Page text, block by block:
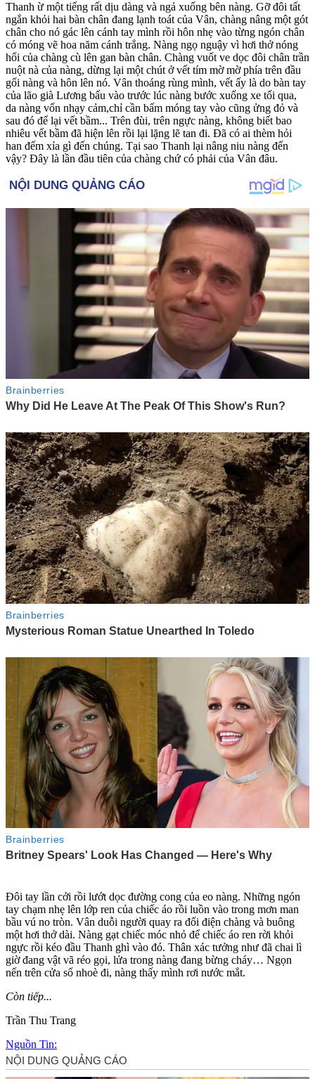
Thanh ừ một tiếng rất dịu dàng và ngả xuống bên nàng. Gỡ đôi tất
ngắn khỏi hai bàn chân đang lạnh toát của Vân, chàng nâng một gót
chân cho nó gác lên cánh tay mình rồi hôn nhẹ vào từng ngón chân
có móng vẽ hoa năm cánh trắng. Nàng ngọ nguậy vì hơi thở nóng
hổi của chàng cù lên gan bàn chân. Chàng vuốt ve dọc đôi chân trần
nuột nà của nàng, dừng lại một chút ở vết tím mờ mờ phía trên đầu
gối nàng và hôn lên nó. Vân thoáng rùng mình, vết ấy là do bàn tay
của lão già Lương bấu vào trước lúc nàng bước xuống xe tối qua,
da nàng vốn nhạ‌y cả‌m,chỉ cần bấm móng tay vào cũng ửng đỏ và
sau đó để lại vết bầm... Trên đùi, trên ngực nàng, không biết bao
nhiêu vết bầm đã hiện lên rồi lại lặng lẽ tan đi. Đã có ai thèm hỏi
han đếm xỉa gì đến chúng. Tại sao Thanh lại nâng niu nàng đến
vậy? Đây là lần đầu tiên của chàng chứ có phải của Vân đâu.
Đôi tay lần cởi rồi lướt dọc đường cong của eo nàng. Những ngón
tay chạm nhẹ lên lớp ren của chiếc áo rồi luồn vào trong mơn man
bầu v‌ú no tròn. Vân duỗi người quay ra đối điện chàng và buông
một hơi thở dài. Nàng gạt chiếc móc nhỏ để chiếc áo ren rời khỏi
ngực rồi kéo đầu Thanh ghì vào đó. Thân xác tưởng như đã chai lì
giờ đang vật vã réo gọi, lửa trong nàng đang bừng cháy… Ngọn
nến trên cửa sổ nhoè đi, nàng thấy mình rơi nước mắt.
Còn tiếp...
Trần Thu Trang
Nguồn Tin: